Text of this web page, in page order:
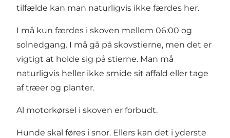
tilfælde kan man naturligvis ikke færdes her.
I må kun færdes i skoven mellem 06:00 og
solnedgang. I må gå på skovstierne, men det er
vigtigt at holde sig på stierne. Man må
naturligvis heller ikke smide sit affald eller tage
af træer og planter.
Al motorkørsel i skoven er forbudt.
Hunde skal føres i snor. Ellers kan det i yderste